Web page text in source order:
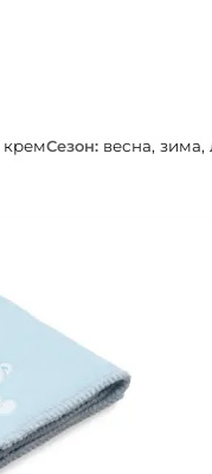
кремСезон: весна, зима,